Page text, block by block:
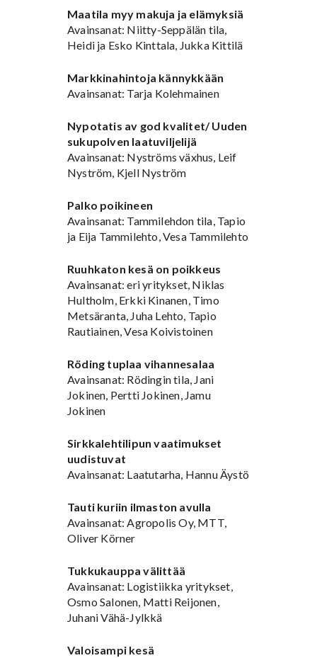
Maatila myy makuja ja elämyksiä
Avainsanat: Niitty-Seppälän tila,
Heidi ja Esko Kinttala, Jukka Kittilä
Markkinahintoja kännykkään
Avainsanat: Tarja Kolehmainen
Nypotatis av god kvalitet/ Uuden
sukupolven laatuviljelijä
Avainsanat: Nyströms växhus, Leif
Nyström, Kjell Nyström
Palko poikineen
Avainsanat: Tammilehdon tila, Tapio
ja Eija Tammilehto, Vesa Tammilehto
Ruuhkaton kesä on poikkeus
Avainsanat: eri yritykset, Niklas
Hultholm, Erkki Kinanen, Timo
Metsäranta, Juha Lehto, Tapio
Rautiainen, Vesa Koivistoinen
Röding tuplaa vihannesalaa
Avainsanat: Rödingin tila, Jani
Jokinen, Pertti Jokinen, Jamu
Jokinen
Sirkkalehtilipun vaatimukset
uudistuvat
Avainsanat: Laatutarha, Hannu Äystö
Tauti kuriin ilmaston avulla
Avainsanat: Agropolis Oy, MTT,
Oliver Körner
Tukkukauppa välittää
Avainsanat: Logistiikka yritykset,
Osmo Salonen, Matti Reijonen,
Juhani Vähä-Jylkkä
Valoisampi kesä